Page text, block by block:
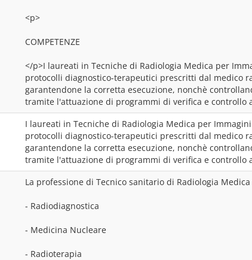
<p>
COMPETENZE
</p>I laureati in Tecniche di Radiologia Medica per
protocolli diagnostico-terapeutici prescritti dal medico
garantendone la corretta esecuzione, nonchè
tramite l'attuazione di programmi di verifica e
I laureati in Tecniche di Radiologia Medica per
protocolli diagnostico-terapeutici prescritti dal medico
garantendone la corretta esecuzione, nonchè
tramite l'attuazione di programmi di verifica e
La professione di Tecnico sanitario di Radiologia
- Radiodiagnostica
- Medicina Nucleare
- Radioterapia